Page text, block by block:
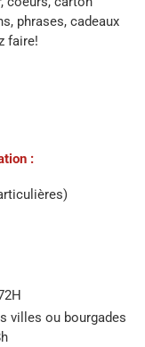
phrases, cadeaux
faire!
:
villes ou bourgades